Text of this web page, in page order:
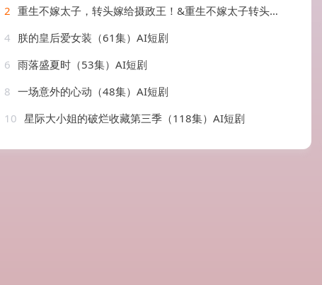
2 重生不嫁太子，转头嫁给摄政王！&重生不嫁太子转头嫁给摄政王（3集）AI短剧
4 朕的皇后爱女装（61集）AI短剧
6 雨落盛夏时（53集）AI短剧
8 一场意外的心动（48集）AI短剧
10 星际大小姐的破烂收藏第三季（118集）AI短剧